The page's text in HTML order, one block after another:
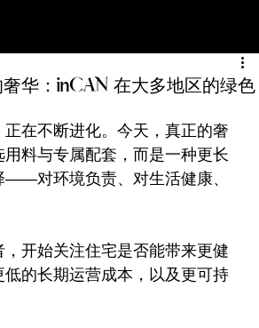
华：inCAN 在大多地区的绿色
在不断进化。今天，真正的奢
料与专属配套，而是一种更长
——对环境负责、对生活健康、
开始关注住宅是否能带来更健
低的长期运营成本，以及更可持